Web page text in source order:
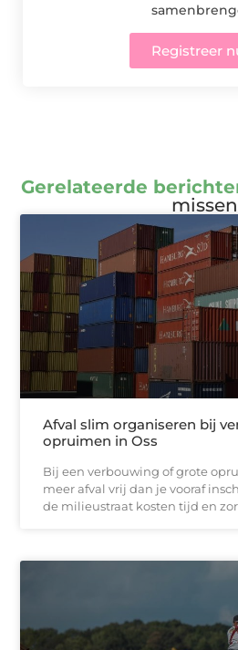
Registreer
Gerelateerde
missen
Afval slim organiseren bij
opruimen in Oss
Bij een verbouwing of grote
meer afval vrij dan je vooraf
de milieustraat kosten tijd en